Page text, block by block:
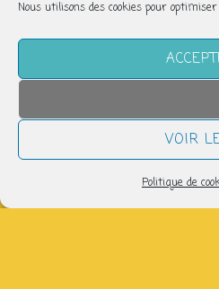
Nous utilisons des cookies pour
VOIR
Politique de
de